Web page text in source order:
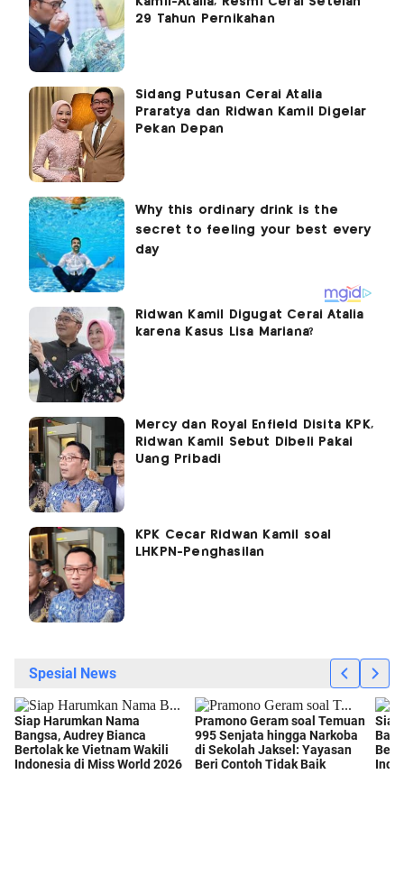
29 Tahun Pernikahan
Sidang Putusan Cerai Atalia
Praratya dan Ridwan Kamil Digelar
Pekan Depan
Ridwan Kamil Digugat Cerai Atalia
karena Kasus Lisa Mariana?
Mercy dan Royal Enfield Disita KPK,
Ridwan Kamil Sebut Dibeli Pakai
Uang Pribadi
KPK Cecar Ridwan Kamil soal
LHKPN-Penghasilan